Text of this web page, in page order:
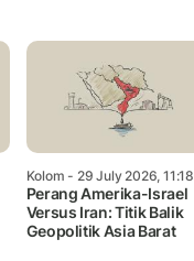
Kolom - 29 July 2026, 11:18
Perang Amerika-Israel
Versus Iran: Titik Balik
Geopolitik Asia Barat